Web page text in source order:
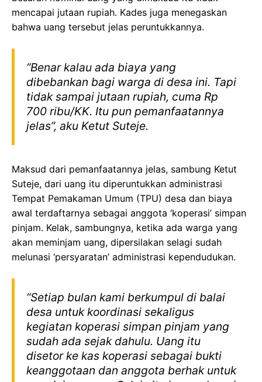
mencapai jutaan rupiah. Kades juga menegaskan
bahwa uang tersebut jelas peruntukkannya.
“Benar kalau ada biaya yang
dibebankan bagi warga di desa ini. Tapi
tidak sampai jutaan rupiah, cuma Rp
700 ribu/KK. Itu pun pemanfaatannya
jelas”, aku Ketut Suteje.
Maksud dari pemanfaatannya jelas, sambung Ketut
Suteje, dari uang itu diperuntukkan administrasi
Tempat Pemakaman Umum (TPU) desa dan biaya
awal terdaftarnya sebagai anggota ‘koperasi’ simpan
pinjam. Kelak, sambungnya, ketika ada warga yang
akan meminjam uang, dipersilakan selagi sudah
melunasi ‘persyaratan’ administrasi kependudukan.
“Setiap bulan kami berkumpul di balai
desa untuk koordinasi sekaligus
kegiatan koperasi simpan pinjam yang
sudah ada sejak dahulu. Uang itu
disetor ke kas koperasi sebagai bukti
keanggotaan dan anggota berhak untuk